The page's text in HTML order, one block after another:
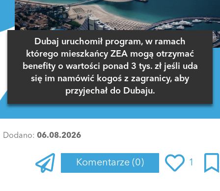
Dubaj uruchomił program, w ramach
którego mieszkańcy ZEA mogą otrzymać
benefity o wartości ponad 3 tys. zł jeśli uda
się im namówić kogoś z zagranicy, aby
przyjechał do Dubaju.
Dodano: 06.08.2026
Komentarze (0) 1